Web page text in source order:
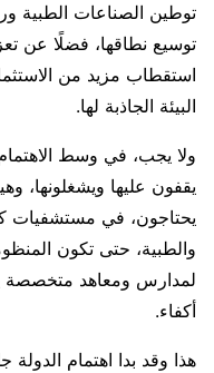
توطين الصناعات الطبية
توسيع نطاقها، فضلًا عن
استقطاب مزيد من
البيئة الجاذبة لها.
ولا يجب، في وسط الاهتمام
يقفون عليها ويشغلونها،
يحتاجون، في مستشفيات
والطبية، حتى تكون
لمدارس ومعاهد
أكفاء.
هذا وقد بدا اهتمام